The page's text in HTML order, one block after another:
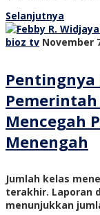
Selanjutnya
bioz tv November
Pentingnya
Mencegah
Menengah
Jumlah kelas
terakhir. Laporan
menunjukkan